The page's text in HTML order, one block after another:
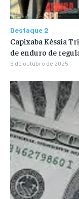
Destaque 2
Capixaba Késsia
de enduro de
6 de outubro de 2025